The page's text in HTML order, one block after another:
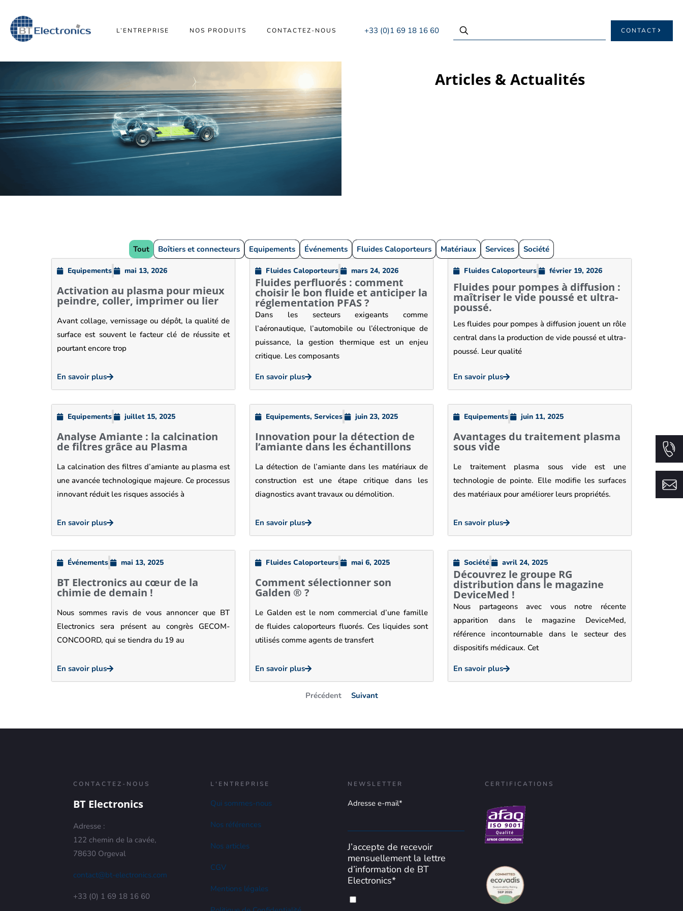
L’ENTREPRISE NOS PRODUITS CONTACTEZ-NOUS CONTACT
+33 (0)1 69 18 16 60
Articles & Actualités
Boîtiers et connecteurs Equipements Événements Fluides Caloporteurs Matériaux Services Société
Tout
Equipements mai 13, 2026
Activation au plasma pour mieux
peindre, coller, imprimer ou lier
Avant collage, vernissage ou dépôt, la qualité de
surface est souvent le facteur clé de réussite et
pourtant encore trop
En savoir plus
Fluides Caloporteurs mars 24, 2026
Fluides perfluorés : comment
choisir le bon fluide et anticiper la
réglementation PFAS ?
Dans les secteurs exigeants comme
l’aéronautique, l’automobile ou l’électronique de
puissance, la gestion thermique est un enjeu
critique. Les composants
En savoir plus
Fluides Caloporteurs février 19, 2026
Fluides pour pompes à diffusion :
maîtriser le vide poussé et ultra-
poussé.
Les fluides pour pompes à diffusion jouent un rôle
central dans la production de vide poussé et ultra-
poussé. Leur qualité
En savoir plus
Equipements juillet 15, 2025
Analyse Amiante : la calcination
de filtres grâce au Plasma
La calcination des filtres d’amiante au plasma est
une avancée technologique majeure. Ce processus
innovant réduit les risques associés à
En savoir plus
Equipements, Services juin 23, 2025
Innovation pour la détection de
l’amiante dans les échantillons
La détection de l’amiante dans les matériaux de
construction est une étape critique dans les
diagnostics avant travaux ou démolition.
En savoir plus
Equipements juin 11, 2025
Avantages du traitement plasma
sous vide
Le traitement plasma sous vide est une
technologie de pointe. Elle modifie les surfaces
des matériaux pour améliorer leurs propriétés.
En savoir plus
Événements mai 13, 2025
BT Electronics au cœur de la
chimie de demain !
Nous sommes ravis de vous annoncer que BT
Electronics sera présent au congrès GECOM-
CONCOORD, qui se tiendra du 19 au
En savoir plus
Fluides Caloporteurs mai 6, 2025
Comment sélectionner son
Galden ® ?
Le Galden est le nom commercial d’une famille
de fluides caloporteurs fluorés. Ces liquides sont
utilisés comme agents de transfert
En savoir plus
Société avril 24, 2025
Découvrez le groupe RG
distribution dans le magazine
DeviceMed !
Nous partageons avec vous notre récente
apparition dans le magazine DeviceMed,
référence incontournable dans le secteur des
dispositifs médicaux. Cet
En savoir plus
Précédent Suivant
CONTACTEZ-NOUS
BT Electronics
Adresse :
122 chemin de la cavée,
78630 Orgeval
contact@bt-electronics.com
+33 (0) 1 69 18 16 60
L'ENTREPRISE
Qui sommes-nous
Nos références
Nos articles
CGV
Mentions légales
NEWSLETTER
Adresse e-mail*
J’accepte de recevoir
mensuellement la lettre
d’information de BT
Electronics*
CERTIFICATIONS